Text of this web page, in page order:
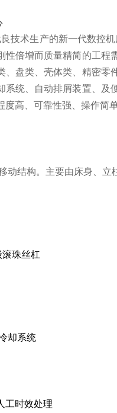
技术生产的新一代数控
性倍增而质量精简的工
、盘类、壳体类、精密
系统、自动排屑装置、
度高、可靠性强、操作简
动结构。主要由床身、
滚珠丝杠
却系统
工时效处理